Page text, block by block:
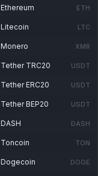
Ethereum ETH
Litecoin LTC
Monero XMR
Tether TRC20 USDT
Tether ERC20 USDT
Tether BEP20 USDT
DASH DASH
Toncoin TON
Dogecoin DOGE